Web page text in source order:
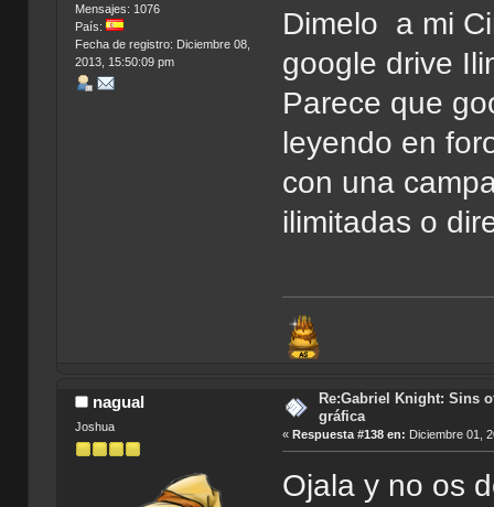
Mensajes: 1076
País:
Fecha de registro: Diciembre 08,
2013, 15:50:09 pm
Dimelo a mi
google drive
Parece que
leyendo en
con una
ilimitadas o
nagual
Joshua
Re:Gabriel Knight: Sins
gráfica
«Respuesta #138 en: Diciembre 01,
Ojala y no os